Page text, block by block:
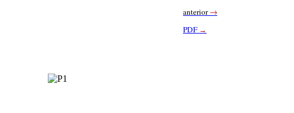
anterior→
PDF →